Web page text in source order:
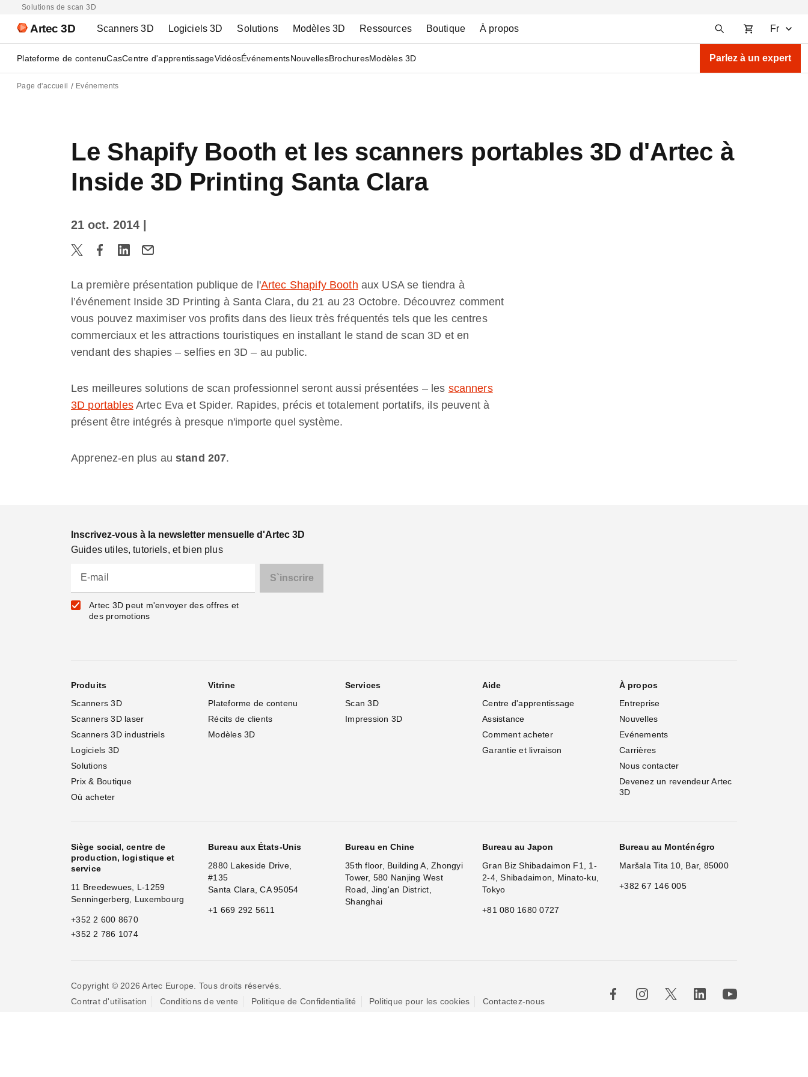
Solutions de scan 3D
Artec 3D Scanners 3D Logiciels 3D Solutions Modèles 3D Ressources Boutique À propos Fr
Plateforme de contenuCasCentre d'apprentissageVidéosÉvénementsNouvellesBrochuresModèles 3D Parlez à un expert
Page d'accueil Evénements
Le Shapify Booth et les scanners portables 3D d'Artec à
Inside 3D Printing Santa Clara
21 oct. 2014
La première présentation publique de l'Artec Shapify Booth aux USA se tiendra à
l’événement Inside 3D Printing à Santa Clara, du 21 au 23 Octobre. Découvrez comment
vous pouvez maximiser vos profits dans des lieux très fréquentés tels que les centres
commerciaux et les attractions touristiques en installant le stand de scan 3D et en
vendant des shapies – selfies en 3D – au public.
Les meilleures solutions de scan professionnel seront aussi présentées – les scanners
3D portablesArtec Eva et Spider. Rapides, précis et totalement portatifs, ils peuvent à
présent être intégrés à presque n'importe quel système.
Apprenez-en plus au stand 207.
Inscrivez-vous à la newsletter mensuelle d'Artec 3D
Guides utiles, tutoriels, et bien plus
E-mail
Artec 3D peut m'envoyer des offres et
des promotions
Produits
Scanners 3D
Scanners 3D laser
Scanners 3D industriels
Logiciels 3D
Solutions
Prix & Boutique
Où acheter
Vitrine
Plateforme de contenu
Récits de clients
Modèles 3D
Services
Scan 3D
Impression 3D
Aide
Centre d'apprentissage
Assistance
Comment acheter
Garantie et livraison
À propos
Entreprise
Nouvelles
Evénements
Carrières
Nous contacter
Devenez un revendeur Artec
3D
Siège social, centre de
production, logistique et
service
11 Breedewues, L-1259
Senningerberg, Luxembourg
+352 2 600 8670
+352 2 786 1074
Bureau aux États-Unis
2880 Lakeside Drive,
#135
Santa Clara, CA 95054
+1 669 292 5611
Bureau en Chine
35th floor, Building A, Zhongyi
Tower, 580 Nanjing West
Road, Jing'an District,
Shanghai
Bureau au Japon
Gran Biz Shibadaimon F1, 1-
2-4, Shibadaimon, Minato-ku,
Tokyo
+81 080 1680 0727
Bureau au Monténégro
Maršala Tita 10, Bar, 85000
+382 67 146 005
Copyright © 2026 Artec Europe. Tous droits réservés.
Contrat d'utilisation
Conditions de vente Politique de Confidentialité Politique pour les cookies Contactez-nous